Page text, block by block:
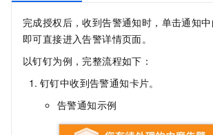
完成授权后，收到告警通知时，单击通知中
即可直接进入告警详情页面。
以钉钉为例，完整流程如下：
钉钉中收到告警通知卡片。
告警通知示例